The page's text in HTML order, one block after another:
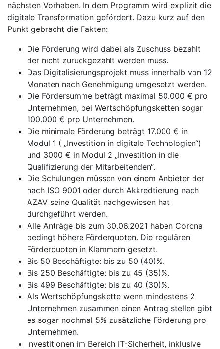
nächsten Vorhaben. In dem Programm wird explizit die
digitale Transformation gefördert. Dazu kurz auf den
Punkt gebracht die Fakten:
Die Förderung wird dabei als Zuschuss bezahlt
der nicht zurückgezahlt werden muss.
Das Digitalisierungsprojekt muss innerhalb von 12
Monaten nach Genehmigung umgesetzt werden.
Die Fördersumme beträgt maximal 50.000 € pro
Unternehmen, bei Wertschöpfungsketten sogar
100.000 € pro Unternehmen.
Die minimale Förderung beträgt 17.000 € in
Modul 1 ( „Investition in digitale Technologien“)
und 3000 € in Modul 2 „Investition in die
Qualifizierung der Mitarbeitenden“.
Die Schulungen müssen von einem Anbieter der
nach ISO 9001 oder durch Akkredtierung nach
AZAV seine Qualität nachgewiesen hat
durchgeführt werden.
Alle Anträge bis zum 30.06.2021 haben Corona
bedingt höhere Förderquoten. Die regulären
Förderquoten in Klammern gesetzt.
Bis 50 Beschäftigte: bis zu 50 (40)%.
Bis 250 Beschäftigte: bis zu 45 (35)%.
Bis 499 Beschäftigte: bis zu 40 (30)%.
Als Wertschöpfungskette wenn mindestens 2
Unternehmen zusammen einen Antrag stellen gibt
es sogar nochmal 5% zusätzliche Förderung pro
Unternehmen.
Investitionen im Bereich IT-Sicherheit, inklusive